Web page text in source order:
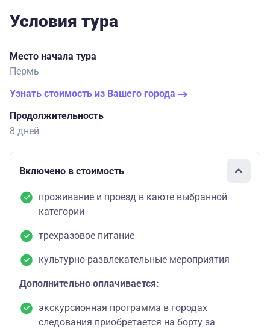
Условия тура
Место начала тура
Пермь
Узнать стоимость из Вашего города
Продолжительность
8 дней
Включено в стоимость
проживание и проезд в каюте выбранной
категории
трехразовое питание
культурно-развлекательные мероприятия
Дополнительно оплачивается:
экскурсионная программа в городах
следования приобретается на борту за